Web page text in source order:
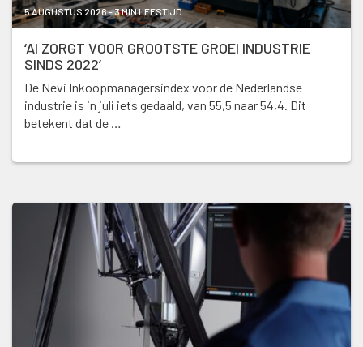
5 AUGUSTUS 2026 - 3 MIN LEESTIJD
‘AI ZORGT VOOR GROOTSTE GROEI INDUSTRIE
SINDS 2022’
De Nevi Inkoopmanagersindex voor de Nederlandse
industrie is in juli iets gedaald, van 55,5 naar 54,4. Dit
betekent dat de …